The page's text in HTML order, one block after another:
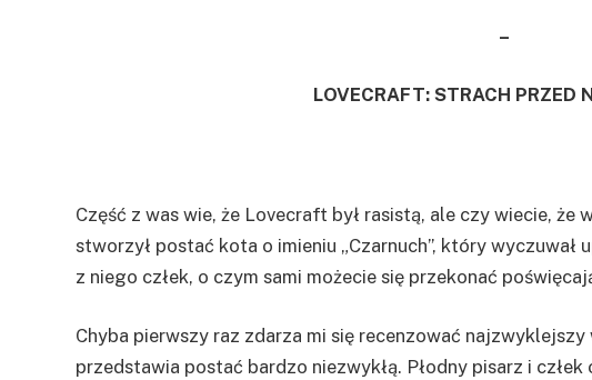
–
LOVECRAFT: STRACH PRZED
Część z was wie, że Lovecraft był rasistą, ale czy wiecie, że
stworzył postać kota o imieniu „Czarnuch”, który wyczuwał
z niego człek, o czym sami możecie się przekonać
Chyba pierwszy raz zdarza mi się recenzować
przedstawia postać bardzo niezwykłą. Płodny pisarz i